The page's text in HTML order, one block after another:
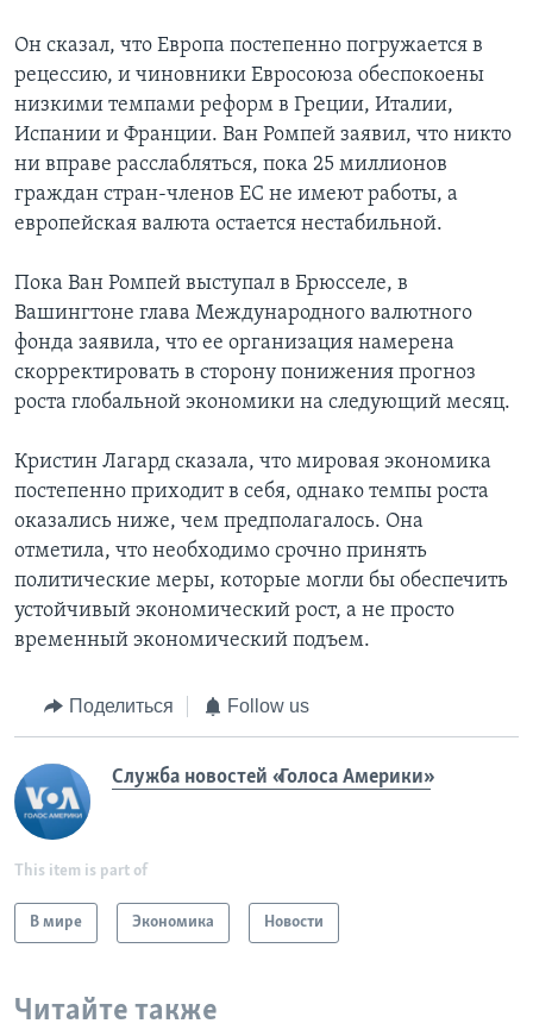
Он сказал, что Европа постепенно погружается в
рецессию, и чиновники Евросоюза обеспокоены
низкими темпами реформ в Греции, Италии,
Испании и Франции. Ван Ромпей заявил, что никто
ни вправе расслабляться, пока 25 миллионов
граждан стран-членов ЕС не имеют работы, а
европейская валюта остается нестабильной.
Пока Ван Ромпей выступал в Брюсселе, в
Вашингтоне глава Международного валютного
фонда заявила, что ее организация намерена
скорректировать в сторону понижения прогноз
роста глобальной экономики на следующий месяц.
Кристин Лагард сказала, что мировая экономика
постепенно приходит в себя, однако темпы роста
оказались ниже, чем предполагалось. Она
отметила, что необходимо срочно принять
политические меры, которые могли бы обеспечить
устойчивый экономический рост, а не просто
временный экономический подъем.
Поделиться Follow us
Служба новостей «Голоса Америки»
This item is part of
В мире Экономика Новости
Читайте также